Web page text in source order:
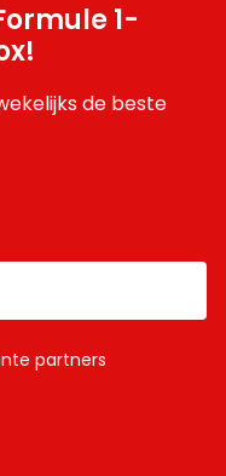
1-
de beste
partners